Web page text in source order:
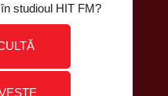
studioul HIT FM?